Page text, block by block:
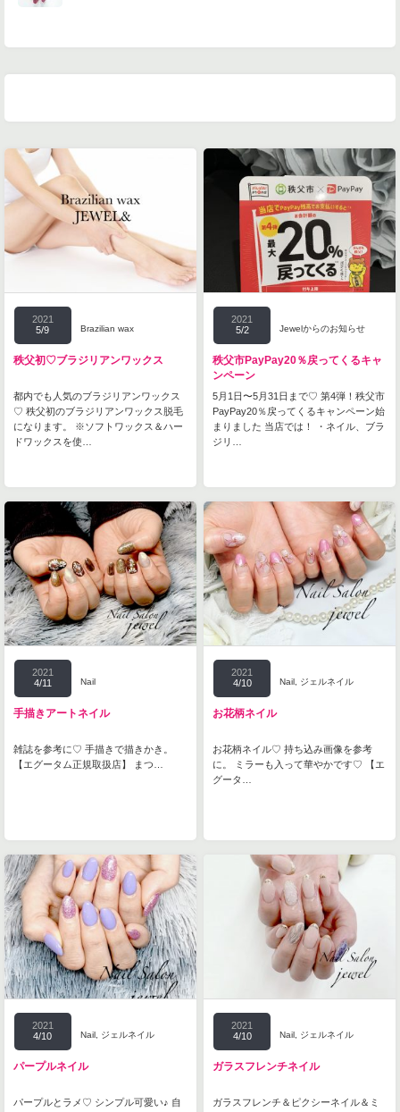
2021
5/9
Brazilian wax
秩父初♡ブラジリアンワックス
都内でも人気のブラジリアンワックス
♡ 秩父初のブラジリアンワックス脱毛
になります。 ※ソフトワックス＆ハー
ドワックスを使…
2021
5/2
Jewelからのお知らせ
秩父市PayPay20％戻ってくるキャ
ンペーン
5月1日〜5月31日まで♡ 第4弾！秩父市
PayPay20％戻ってくるキャンペーン始
まりました 当店では！ ・ネイル、ブラ
ジリ…
2021
4/11
Nail
手描きアートネイル
雑誌を参考に♡ 手描きで描きかき。
【エグータム正規取扱店】 まつ…
2021
4/10
Nail ジェルネイル
お花柄ネイル
お花柄ネイル♡ 持ち込み画像を参考
に。 ミラーも入って華やかです♡ 【エ
グータ…
2021
4/10
Nail ジェルネイル
パープルネイル
パープルとラメ♡ シンプル可愛い♪ 自
2021
4/10
Nail ジェルネイル
ガラスフレンチネイル
ガラスフレンチ＆ピクシーネイル＆ミ